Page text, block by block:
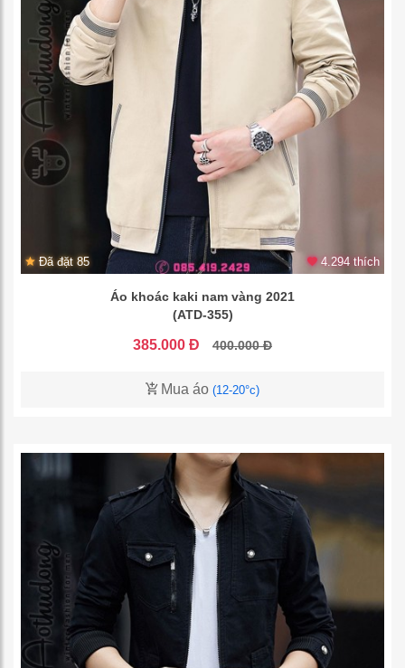
Đã đặt 85 4.294 thích
Áo khoác kaki nam vàng 2021
(ATD-355)
385.000 Đ 400.000 Đ
Mua áo (12-20°c)